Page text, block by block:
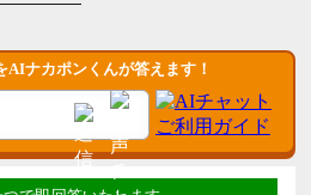
AIナカポンくんが答えます！